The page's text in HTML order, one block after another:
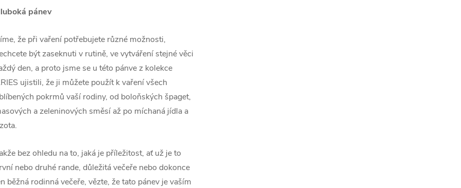
pánev
že při vaření potřebujete různé možnosti,
být zaseknuti v rutině, ve vytváření stejné věci
den, a proto jsme se u této pánve z kolekce
ujistili, že ji můžete použít k vaření všech
pokrmů vaší rodiny, od boloňských špaget,
a zeleninových směsí až po míchaná jídla a
bez ohledu na to, jaká je příležitost, ať už je to
nebo druhé rande, důležitá večeře nebo dokonce
běžná rodinná večeře, vězte, že tato pánev je vaším